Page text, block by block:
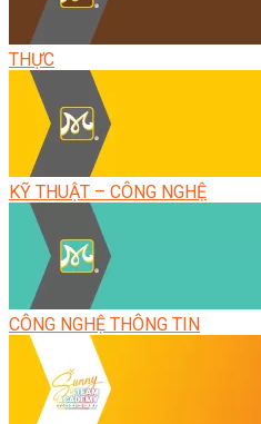
THỰC
KỸ THUẬT – CÔNG NGHỆ
CÔNG NGHỆ THÔNG TIN